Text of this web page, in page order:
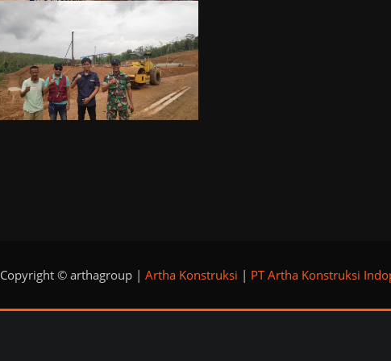
Copyright © arthagroup | Artha Konstruksi | PT Artha Konstruksi